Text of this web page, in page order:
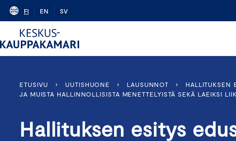
Skip
content
FI EN SV
ETUSIVU › UUTISHUONE › LAUSUNNOT ›
HALLITUKSEN
JA MUISTA HALLINNOLLISISTA MENETTELYISTÄ SEKÄ LAEIKSI
Hallituksen esitys